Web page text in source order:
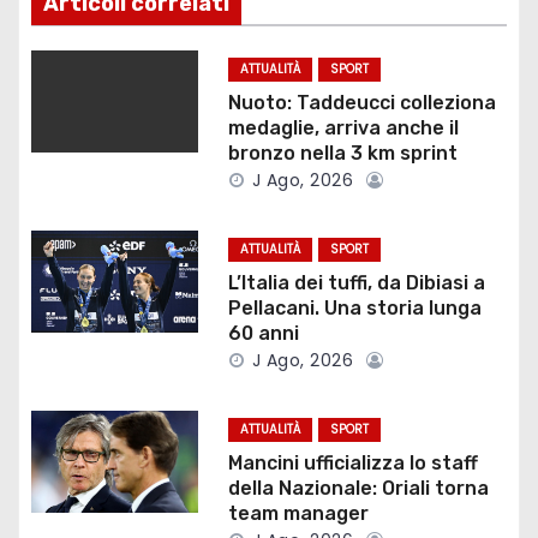
g
z
o
n
a
r
t
ATTUALITÀ SPORT
Nuoto: Taddeucci colleziona
medaglie, arriva anche il
bronzo nella 3 km sprint
J Ago, 2026
ATTUALITÀ SPORT
L’Italia dei tuffi, da Dibiasi a
Pellacani. Una storia lunga
60 anni
J Ago, 2026
ATTUALITÀ SPORT
Mancini ufficializza lo staff
della Nazionale: Oriali torna
team manager